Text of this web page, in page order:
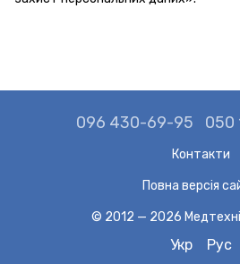
096 430-69-95 050
Контакти
Повна версія
© 2012 — 2026
Укр Рус